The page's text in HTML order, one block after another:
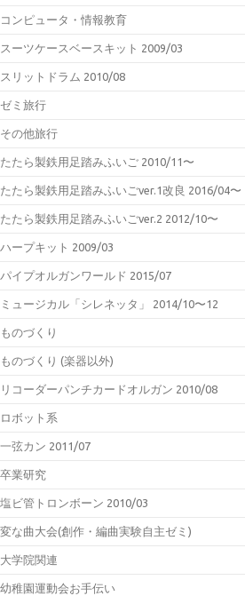
コンピュータ・情報教育
スーツケースベースキット 2009/03
スリットドラム 2010/08
ゼミ旅行
その他旅行
たたら製鉄用足踏みふいご 2010/11〜
たたら製鉄用足踏みふいごver.1改良 2016/04〜
たたら製鉄用足踏みふいごver.2 2012/10〜
ハープキット 2009/03
パイプオルガンワールド 2015/07
ミュージカル「シレネッタ」 2014/10〜12
ものづくり
ものづくり (楽器以外)
リコーダーパンチカードオルガン 2010/08
ロボット系
一弦カン 2011/07
卒業研究
塩ビ管トロンボーン 2010/03
変な曲大会(創作・編曲実験自主ゼミ)
大学院関連
幼稚園運動会お手伝い